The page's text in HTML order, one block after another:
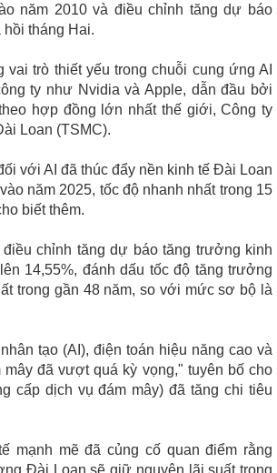
năm 2010 và điều chỉnh tăng dự báo
tháng Hai.
vai trò thiết yếu trong chuỗi cung ứng AI
ty như Nvidia và Apple, dẫn đầu bởi
hợp đồng lớn nhất thế giới, Công ty
Loan (TSMC).
với AI đã thúc đẩy nền kinh tế Đài Loan
năm 2025, tốc độ nhanh nhất trong 15
biết thêm.
chỉnh tăng dự báo tăng trưởng kinh
14,55%, đánh dấu tốc độ tăng trưởng
trong gần 48 năm, so với mức sơ bộ là
tạo (AI), điện toán hiệu năng cao và
đã vượt quá kỳ vọng," tuyên bố cho
cấp dịch vụ đám mây) đã tăng chi tiêu
mạnh mẽ đã củng cố quan điểm rằng